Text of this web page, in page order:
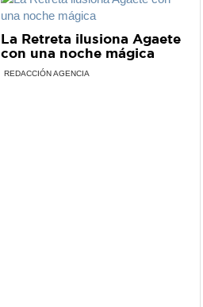
La Retreta ilusiona Agaete
con una noche mágica
REDACCIÓN AGENCIA